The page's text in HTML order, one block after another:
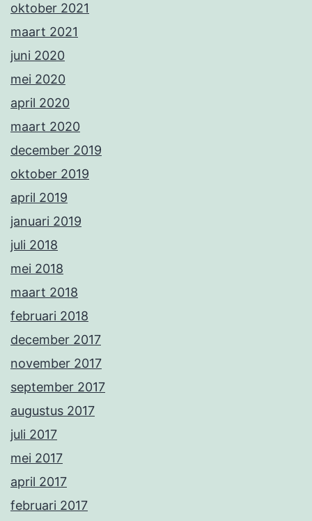
oktober 2021
maart 2021
juni 2020
mei 2020
april 2020
maart 2020
december 2019
oktober 2019
april 2019
januari 2019
juli 2018
mei 2018
maart 2018
februari 2018
december 2017
november 2017
september 2017
augustus 2017
juli 2017
mei 2017
april 2017
februari 2017